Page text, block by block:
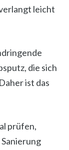
leicht
die sich
ist das
prüfen,